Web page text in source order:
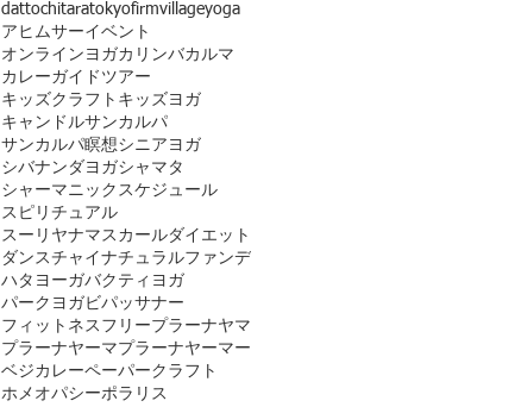
dattochitaratokyofirmvillageyoga
アヒムサーイベント
オンラインヨガカリンバカルマ
カレーガイドツアー
キッズクラフト キッズヨガ
キャンドルサンカルパ
サンカルパ瞑想シニアヨガ
シバナンダヨガシャマタ
シャーマニック スケジュール
スピリチュアル
スーリヤナマスカールダイエット
ダンスチャイ ナチュラルファンデ
ハタヨーガバクティヨガ
パークヨガ ビパッサナー
フィットネス フリープラーナヤマ
プラーナヤーマプラーナヤーマー
ベジカレーペーパークラフト
ホメオパシーポラリス